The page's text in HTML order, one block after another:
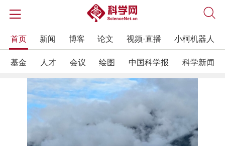
首页 新闻 博客 论文 视频·直播 小柯机器人
基金 人才 会议 绘图 中国科学报 科学新闻